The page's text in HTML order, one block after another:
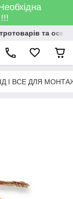
та
І ВСЕ ДЛЯ